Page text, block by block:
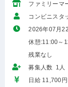
ファミリーマ
コンビニスタ
2026年07月
休憩:11:00～
残業なし
募集人数 1人
日給 11,700円